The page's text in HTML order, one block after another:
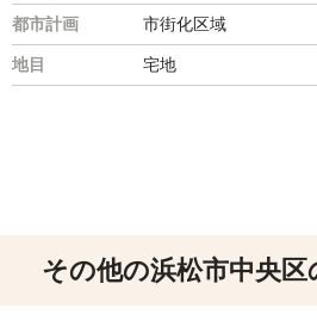
都市計画 市街化区域
地目 宅地
その他の浜松市中央区